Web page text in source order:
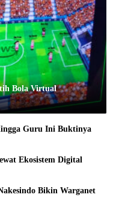
Bola Virtual
Guru Ini Buktinya
Ekosistem Digital
Bikin Warganet